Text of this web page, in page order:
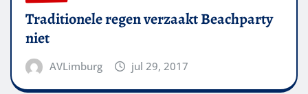
Traditionele regen verzaakt Beachparty
niet
AVLimburg jul 29, 2017